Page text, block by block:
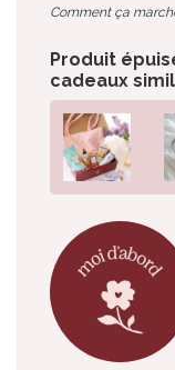
Comment ça
Produit
cadeaux